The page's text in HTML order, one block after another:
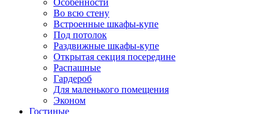
Особенности
Во всю стену
Встроенные шкафы-купе
Под потолок
Раздвижные шкафы-купе
Открытая секция посередине
Распашные
Гардероб
Для маленького помещения
Эконом
Гостиные